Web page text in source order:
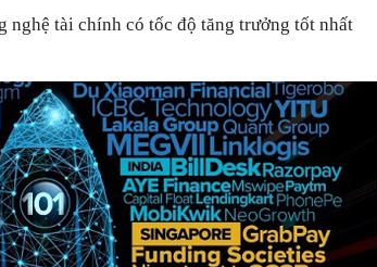
nghệ tài chính có tốc độ tăng trưởng tốt nhất